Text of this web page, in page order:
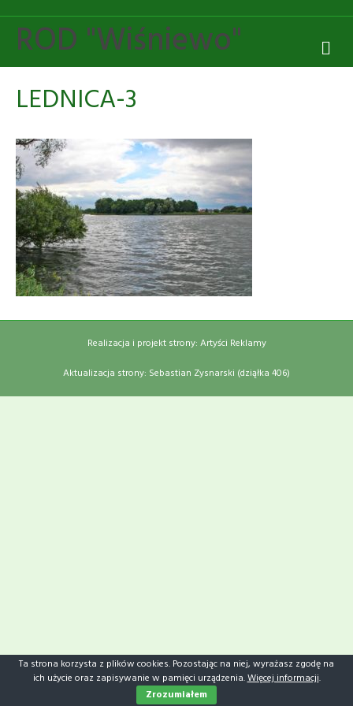
ROD "Wiśniewo" E
LEDNICA-3
Realizacja i projekt strony: Artyści Reklamy
Aktualizacja strony: Sebastian Zysnarski (dziąłka 406)
Ta strona korzysta z plików cookies. Pozostając na niej, wyrażasz zgodę na
ich użycie oraz zapisywanie w pamięci urządzenia.Więcej informacji.
Zrozumiałem